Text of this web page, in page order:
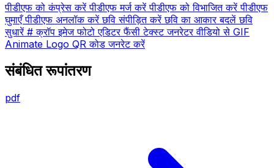
पीडीएफ को कंप्रेस करेंपीडीएफ मर्ज करेंपीडीएफ को विभाजित करेंपीडीएफ
घुमाएँपीडीएफ अनलॉक करेंछवि संपीड़ित करेंछवि का आकार बदलेंछवि
सुधारें # क्रॉप इमेज फोटो एडिटरफैंसी टेक्स्ट जनरेटरवीडियो से GIF
Animate Logo QR कोड जनरेट करें
संबंधित रूपांतरण
pdf